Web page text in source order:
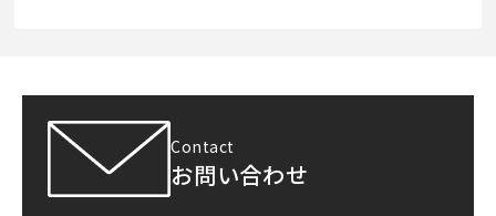
Contact
お問い合わせ